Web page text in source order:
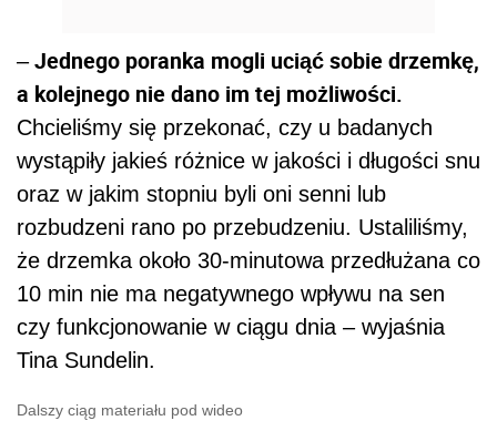
–Jednego poranka mogli uciąć sobie drzemkę,
a kolejnego nie dano im tej możliwości.
Chcieliśmy się przekonać, czy u badanych
wystąpiły jakieś różnice w jakości i długości snu
oraz w jakim stopniu byli oni senni lub
rozbudzeni rano po przebudzeniu. Ustaliliśmy,
że drzemka około 30-minutowa przedłużana co
10 min nie ma negatywnego wpływu na sen
czy funkcjonowanie w ciągu dnia ­­– wyjaśnia
Tina Sundelin.
Dalszy ciąg materiału pod wideo